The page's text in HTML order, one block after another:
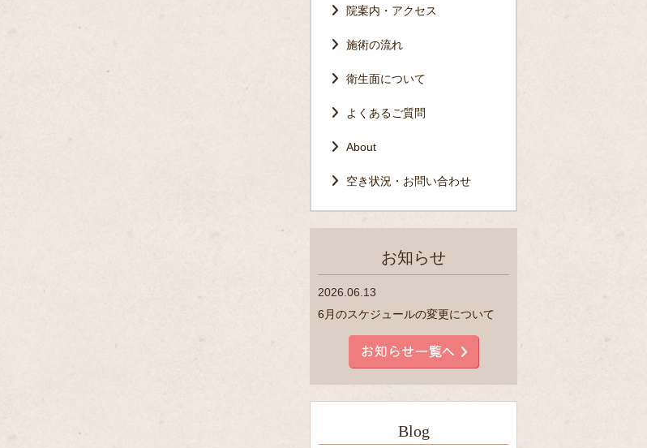
院案内・アクセス
施術の流れ
衛生面について
よくあるご質問
About
空き状況・お問い合わせ
お知らせ
2026.06.13
6月のスケジュールの変更について
Blog